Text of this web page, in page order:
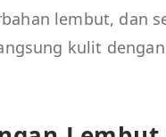
lembut, dan
kulit